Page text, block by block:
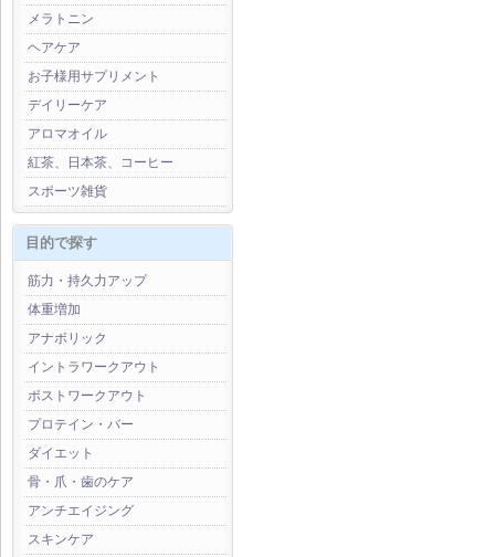
メラトニン
ヘアケア
お子様用サプリメント
デイリーケア
アロマオイル
紅茶、日本茶、コーヒー
スポーツ雑貨
目的で探す
筋力・持久力アップ
体重増加
アナボリック
イントラワークアウト
ポストワークアウト
プロテイン・バー
ダイエット
骨・爪・歯のケア
アンチエイジング
スキンケア